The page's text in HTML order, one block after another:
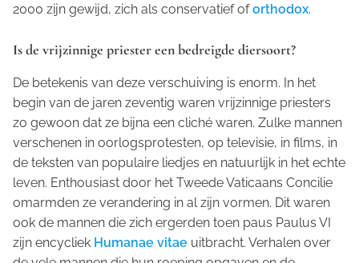
2000 zijn gewijd, zich als conservatief oforthodox.
Is de vrijzinnige priester een bedreigde diersoort?
De betekenis van deze verschuiving is enorm. In het
begin van de jaren zeventig waren vrijzinnige priesters
zo gewoon dat ze bijna een cliché waren. Zulke mannen
verschenen in oorlogsprotesten, op televisie, in films, in
de teksten van populaire liedjes en natuurlijk in het echte
leven. Enthousiast door het Tweede Vaticaans Concilie
omarmden ze verandering in al zijn vormen. Dit waren
ook de mannen die zich ergerden toen paus Paulus VI
zijn encycliek Humanae vitae uitbracht. Verhalen over